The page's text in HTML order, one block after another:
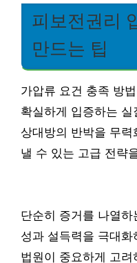
피보전권리
만드는 팁
가압류 요건 충족 방
확실하게 입증하는
상대방의 반박을 무
낼 수 있는 고급 전략
단순히 증거를 나열
성과 설득력을 극대
법원이 중요하게 고